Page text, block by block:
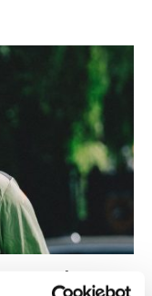
klupski rekord